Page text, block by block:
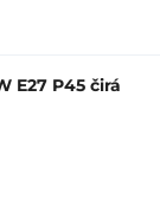
E27 P45 čirá